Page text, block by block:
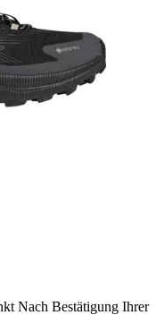
Nach Bestätigung Ihrer